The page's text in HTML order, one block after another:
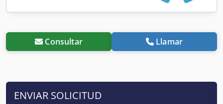
Consultar Llamar
ENVIAR SOLICITUD